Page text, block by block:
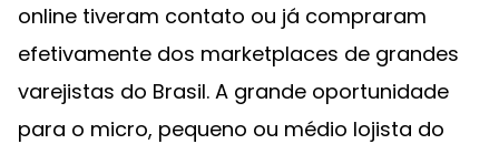
online tiveram contato ou já compraram
efetivamente dos marketplaces de grandes
varejistas do Brasil. A grande oportunidade
para o micro, pequeno ou médio lojista do